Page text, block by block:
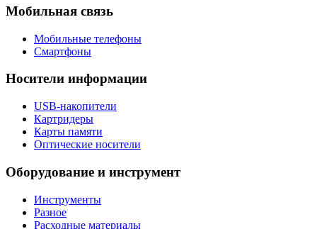
Мобильная связь
Мобильные телефоны
Смартфоны
Носители информации
USB-накопители
Картридеры
Карты памяти
Оптические носители
Оборудование и инструмент
Инструменты
Разное
Расходные материалы